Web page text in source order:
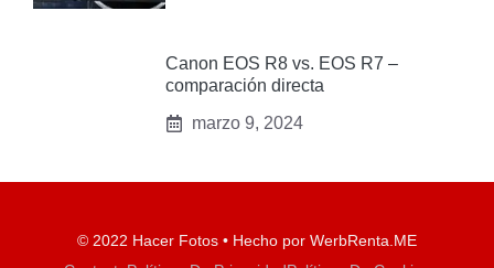
Canon EOS R8 vs. EOS R7 –
comparación directa
marzo 9, 2024
© 2022 Hacer Fotos • Hecho por WerbRenta.ME